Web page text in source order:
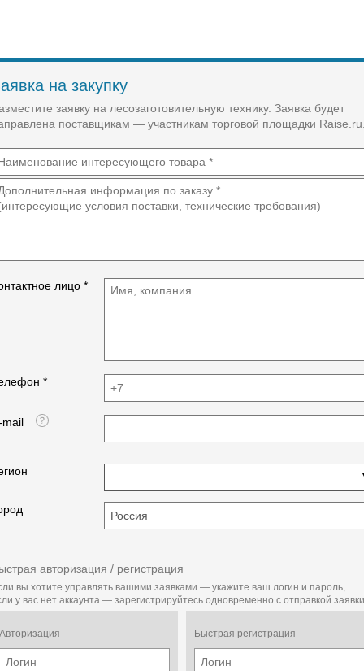
на закупку
заявку на лесозаготовительную технику. Заявка будет
поставщикам — участникам торговой площадки
лицо *
*
mail
авторизация / регистрация
вы хотите управлять вашими заявками — укажите ваш логин и пароль,
у вас нет аккаунта — зарегистрируйтесь одновременно с отправкой
Авторизация Быстрая регистрация